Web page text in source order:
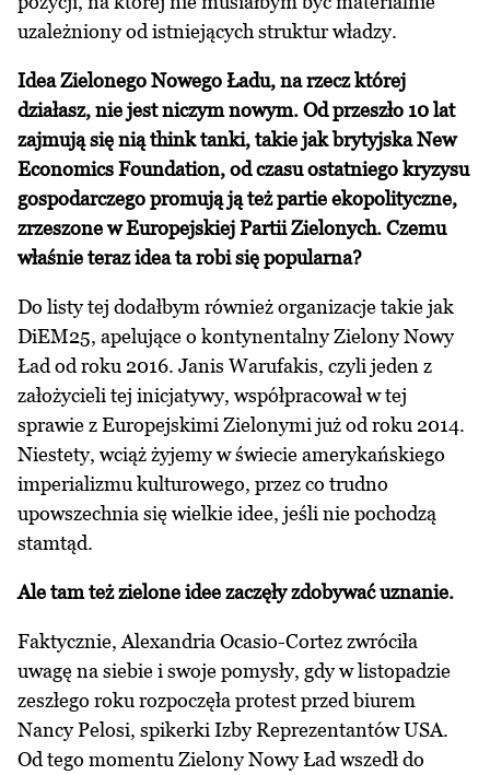
uzależniony od istniejących struktur władzy.
Idea Zielonego Nowego Ładu, na rzecz której
działasz, nie jest niczym nowym. Od przeszło 10 lat
zajmują się nią think tanki, takie jak brytyjska New
Economics Foundation, od czasu ostatniego kryzysu
gospodarczego promują ją też partie ekopolityczne,
zrzeszone w Europejskiej Partii Zielonych. Czemu
właśnie teraz idea ta robi się popularna?
Do listy tej dodałbym również organizacje takie jak
DiEM25, apelujące o kontynentalny Zielony Nowy
Ład od roku 2016. Janis Warufakis, czyli jeden z
założycieli tej inicjatywy, współpracował w tej
sprawie z Europejskimi Zielonymi już od roku 2014.
Niestety, wciąż żyjemy w świecie amerykańskiego
imperializmu kulturowego, przez co trudno
upowszechnia się wielkie idee, jeśli nie pochodzą
stamtąd.
Ale tam też zielone idee zaczęły zdobywać uznanie.
Faktycznie, Alexandria Ocasio-Cortez zwróciła
uwagę na siebie i swoje pomysły, gdy w listopadzie
zeszłego roku rozpoczęła protest przed biurem
Nancy Pelosi, spikerki Izby Reprezentantów USA.
Od tego momentu Zielony Nowy Ład wszedł do